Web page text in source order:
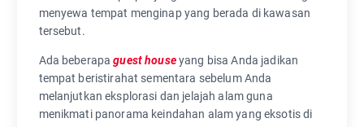
menyewa tempat menginap yang berada di kawasan
tersebut.
Ada beberapaguest houseyang bisa Anda jadikan
tempat beristirahat sementara sebelum Anda
melanjutkan eksplorasi dan jelajah alam guna
menikmati panorama keindahan alam yang eksotis di